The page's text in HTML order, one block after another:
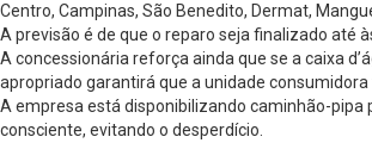
Centro, Campinas, São Benedito, Dermat,
A previsão é de que o reparo seja finalizado até
A concessionária reforça ainda que se a caixa
apropriado garantirá que a unidade
A empresa está disponibilizando caminhão-pipa
consciente, evitando o desperdício.